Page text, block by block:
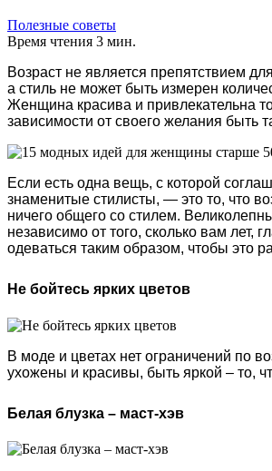
Полезные советы
Время чтения 3 мин.
Возраст не является препятствием
а стиль не может быть измерен
Женщина красива и привлекательна
зависимости от своего желания быть
Если есть одна вещь, с которой
знаменитые стилисты, — это то, что
ничего общего со стилем.
независимо от того, сколько вам лет,
одеваться таким образом, чтобы это
Не бойтесь ярких цветов
В моде и цветах нет ограничений по
ухожены и красивы, быть яркой – то,
Белая блузка – маст-хэв